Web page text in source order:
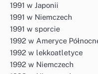
1991 w Japonii
1991 w Niemczech
1991 w sporcie
1992 w Ameryce
1992 w lekkoatletyce
1992 w Niemczech